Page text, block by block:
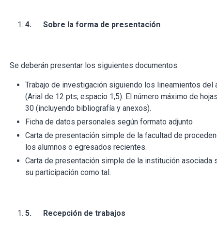
4. Sobre la forma de presentación
Se deberán presentar los siguientes documentos:
Trabajo de investigación siguiendo los lineamientos del
(Arial de 12 pts; espacio 1,5). El número máximo de
30 (incluyendo bibliografía y anexos).
Ficha de datos personales según formato adjunto
Carta de presentación simple de la facultad de
los alumnos o egresados recientes.
Carta de presentación simple de la institución asociada
su participación como tal.
5. Recepción de trabajos